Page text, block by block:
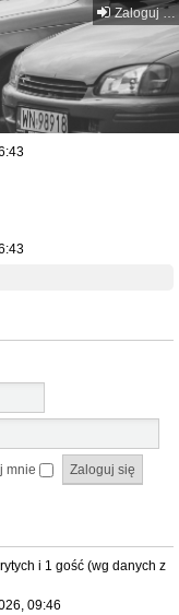
Zaloguj się
mnie
i 1 gość (wg danych z
09:46